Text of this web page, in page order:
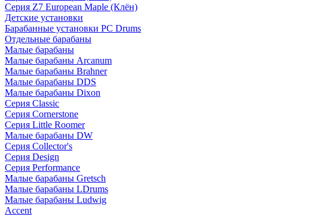
Серия Z7 European Maple (Клён)
Детские установки
Барабанные установки PC Drums
Отдельные барабаны
Малые барабаны
Малые барабаны Arcanum
Малые барабаны Brahner
Малые барабаны DDS
Малые барабаны Dixon
Серия Classic
Серия Cornerstone
Серия Little Roomer
Малые барабаны DW
Серия Collector's
Серия Design
Серия Performance
Малые барабаны Gretsch
Малые барабаны LDrums
Малые барабаны Ludwig
Accent